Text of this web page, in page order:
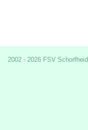
2002 - 2026 FSV